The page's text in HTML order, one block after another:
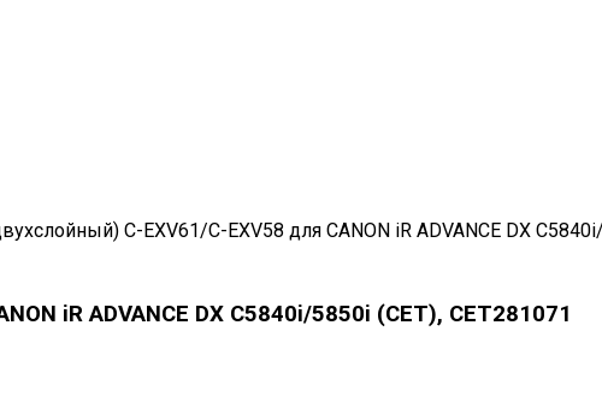
C-EXV61/C-EXV58 для CANON iR ADVANCE DX
iR ADVANCE DX C5840i/5850i (CET), CET281071